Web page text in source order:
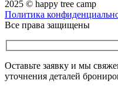
2025 © happy tree camp
Политика
Все права защищены
Оставьте заявку и мы
уточнения деталей